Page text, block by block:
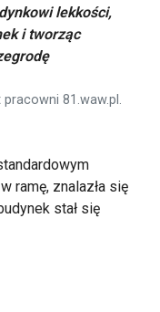
lekkości,
i tworząc
81.waw.pl.
ramę, znalazła się
stał się